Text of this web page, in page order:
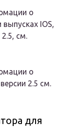
о
IOS,
см.
о
2.5 см.
для